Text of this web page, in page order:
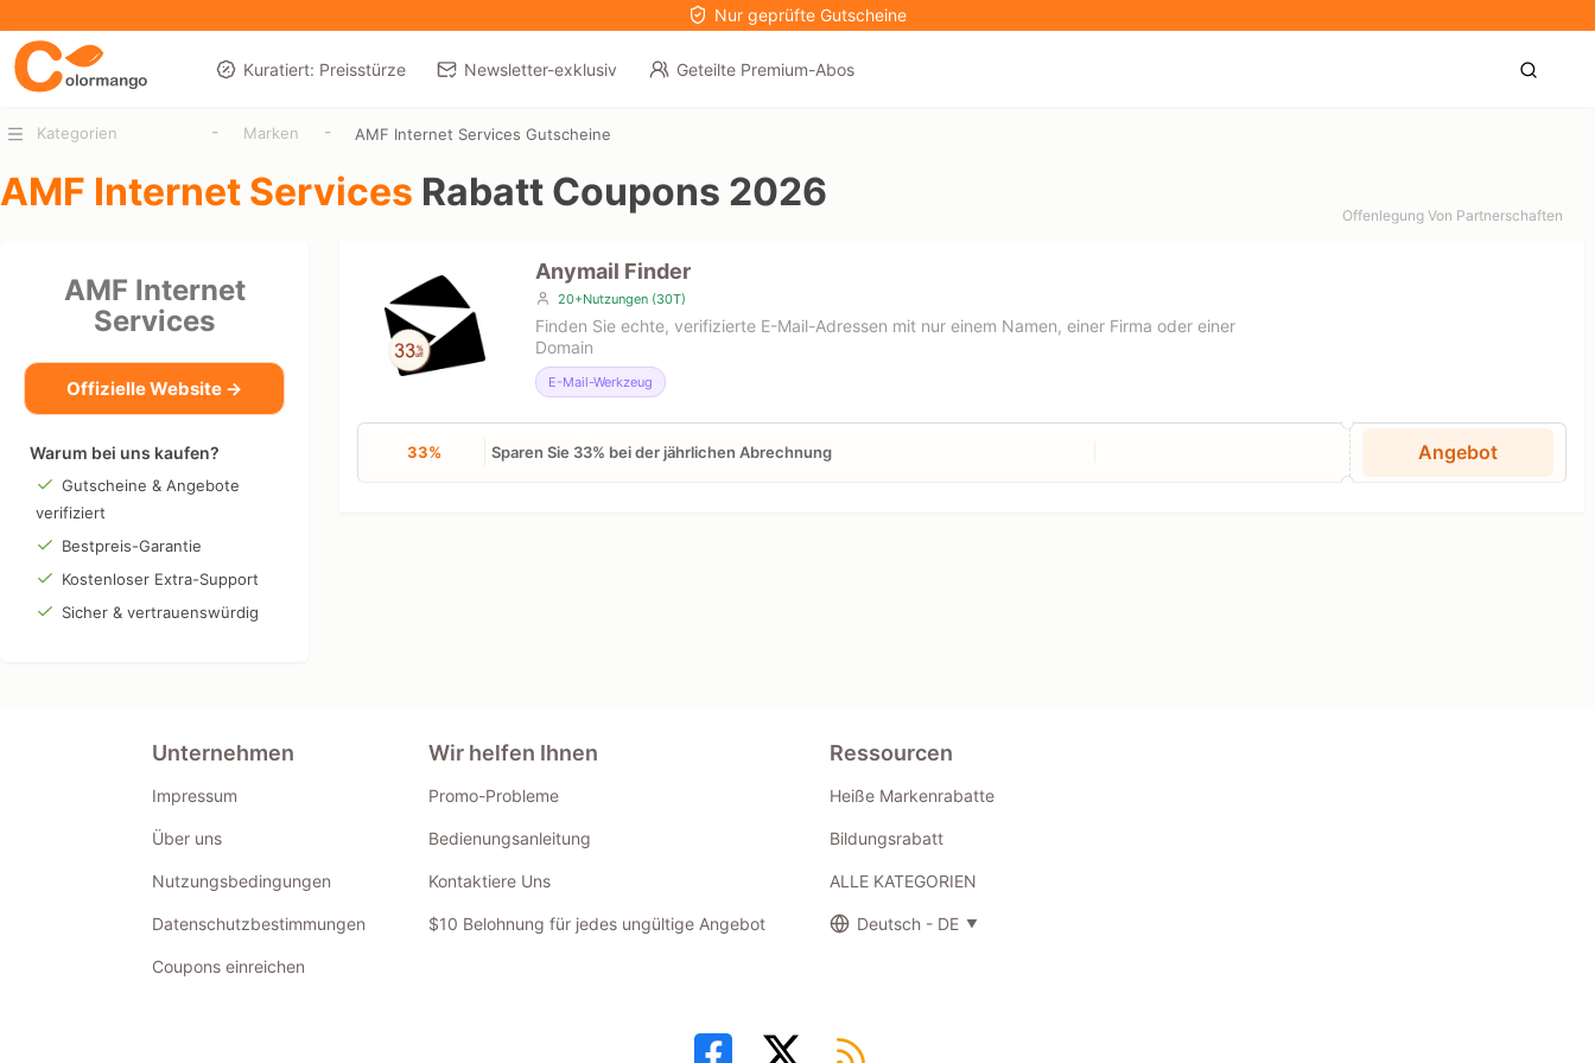
Nur geprüfte Gutscheine
Kuratiert: Preisstürze Newsletter-exklusiv Geteilte Premium-Abos
Kategorien - Marken - AMF Internet Services Gutscheine
AMF Internet Services Rabatt Coupons 2026
Offenlegung Von Partnerschaften
AMF Internet
Services
Offizielle Website →
Warum bei uns kaufen?
Gutscheine & Angebote
verifiziert
Bestpreis-Garantie
Kostenloser Extra-Support
Sicher & vertrauenswürdig
Anymail Finder
20+Nutzungen (30T)
Finden Sie echte, verifizierte E-Mail-Adressen mit nur einem Namen, einer Firma oder einer
Domain
E-Mail-Werkzeug
33% Sparen Sie 33% bei der jährlichen Abrechnung Angebot
Unternehmen
Impressum
Über uns
Nutzungsbedingungen
Datenschutzbestimmungen
Coupons einreichen
Wir helfen Ihnen
Promo-Probleme
Bedienungsanleitung
Kontaktiere Uns
$10 Belohnung für jedes ungültige Angebot
Ressourcen
Heiße Markenrabatte
Bildungsrabatt
ALLE KATEGORIEN
Deutsch - DE